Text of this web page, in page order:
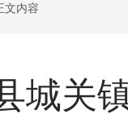
文内容
城关